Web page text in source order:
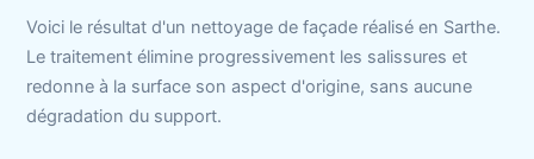
Voici le résultat d'un nettoyage de façade réalisé en Sarthe.
Le traitement élimine progressivement les salissures et
redonne à la surface son aspect d'origine, sans aucune
dégradation du support.